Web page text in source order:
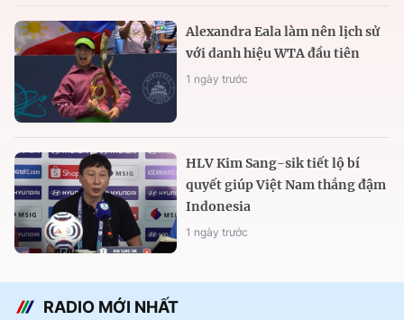
Alexandra Eala làm nên lịch sử
với danh hiệu WTA đầu tiên
1 ngày trước
HLV Kim Sang-sik tiết lộ bí
quyết giúp Việt Nam thắng đậm
Indonesia
1 ngày trước
RADIO MỚI NHẤT